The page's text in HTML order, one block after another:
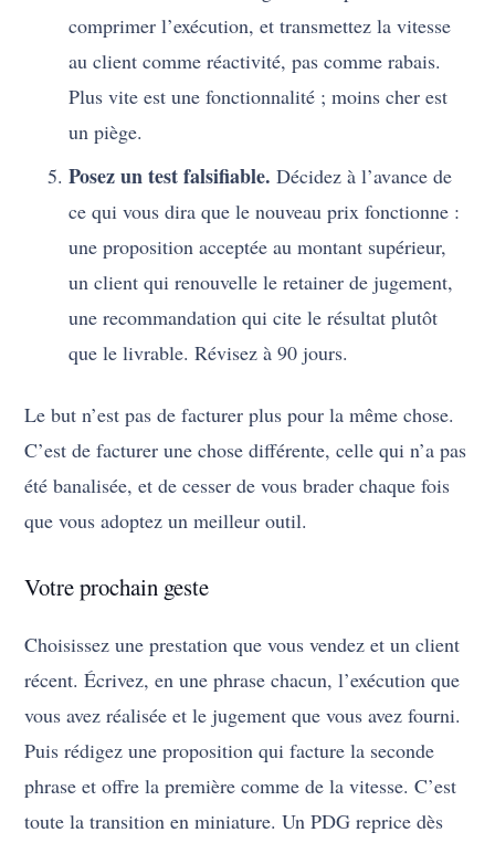
comprimer l’exécution, et transmettez la vitesse
au client comme réactivité, pas comme rabais.
Plus vite est une fonctionnalité ; moins cher est
un piège.
Posez un test falsifiable. Décidez à l’avance de
ce qui vous dira que le nouveau prix fonctionne :
une proposition acceptée au montant supérieur,
un client qui renouvelle le retainer de jugement,
une recommandation qui cite le résultat plutôt
que le livrable. Révisez à 90 jours.
Le but n’est pas de facturer plus pour la même chose.
C’est de facturer une chose différente, celle qui n’a pas
été banalisée, et de cesser de vous brader chaque fois
que vous adoptez un meilleur outil.
Votre prochain geste
Choisissez une prestation que vous vendez et un client
récent. Écrivez, en une phrase chacun, l’exécution que
vous avez réalisée et le jugement que vous avez fourni.
Puis rédigez une proposition qui facture la seconde
phrase et offre la première comme de la vitesse. C’est
toute la transition en miniature. Un PDG reprice dès